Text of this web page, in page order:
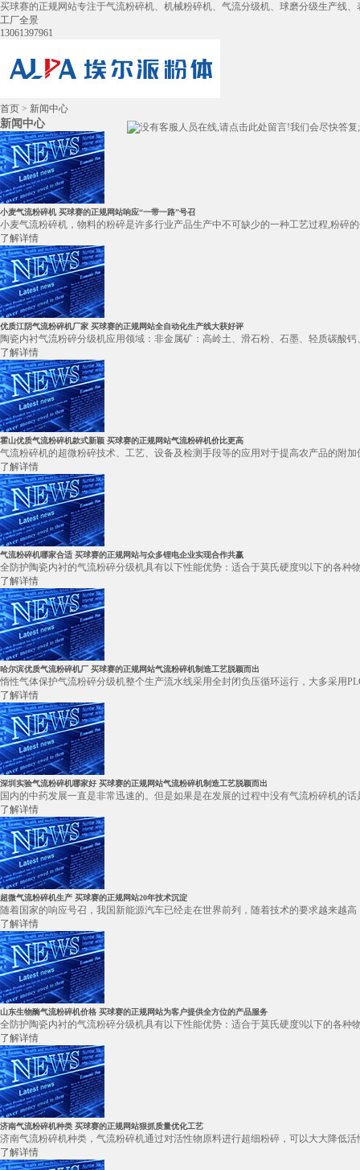
买球赛的正规网站专注于气流粉碎机、机械粉碎机、气流分级机、球磨分级生产线
工厂全景
13061397961
首页 > 新闻中心
新闻中心
小麦气流粉碎机 买球赛的正规网站响应“一带一路”号召
小麦气流粉碎机，物料的粉碎是许多行业产品生产中不可缺少的一种工艺过程,粉碎
了解详情
优质江阴气流粉碎机厂家 买球赛的正规网站全自动化生产线大获好评
陶瓷内衬气流粉碎分级机应用领域：非金属矿：高岭土、滑石粉、石墨、轻质碳酸
了解详情
霍山优质气流粉碎机款式新颖 买球赛的正规网站气流粉碎机价比更高
气流粉碎机的超微粉碎技术、工艺、设备及检测手段等的应用对于提高农产品的附
了解详情
气流粉碎机哪家合适 买球赛的正规网站与众多锂电企业实现合作共赢
全防护陶瓷内衬的气流粉碎分级机具有以下性能优势：适合于莫氏硬度9以下的各
了解详情
哈尔滨优质气流粉碎机厂 买球赛的正规网站气流粉碎机制造工艺脱颖而出
惰性气体保护气流粉碎分级机整个生产流水线采用全封闭负压循环运行，大多采用
了解详情
深圳实验气流粉碎机哪家好 买球赛的正规网站气流粉碎机制造工艺脱颖而出
国内的中药发展一直是非常迅速的。但是如果是在发展的过程中没有气流粉碎机的
了解详情
超微气流粉碎机生产 买球赛的正规网站20年技术沉淀
随着国家的响应号召，我国新能源汽车已经走在世界前列，随着技术的要求越来越
了解详情
山东生物酶气流粉碎机价格 买球赛的正规网站为客户提供全方位的产品服务
全防护陶瓷内衬的气流粉碎分级机具有以下性能优势：适合于莫氏硬度9以下的各
了解详情
济南气流粉碎机种类 买球赛的正规网站狠抓质量优化工艺
济南气流粉碎机种类，气流粉碎机通过对活性物原料进行超细粉碎，可以大大降低
了解详情